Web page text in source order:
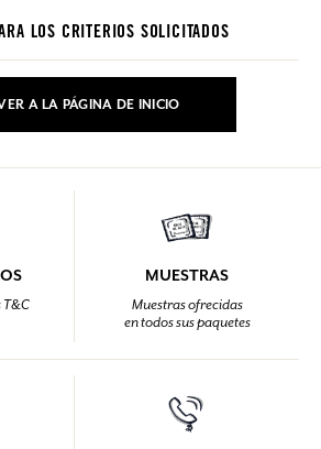
LOS CRITERIOS SOLICITADOS
A LA PÁGINA DE INICIO
T&C
MUESTRAS
Muestras ofrecidas
en todos sus paquetes